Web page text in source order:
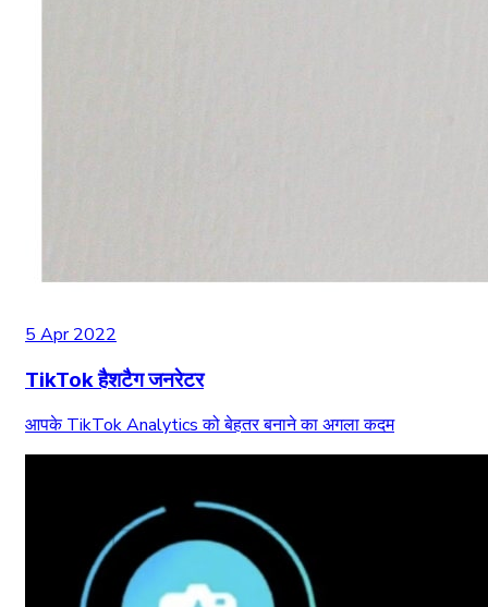
5 Apr 2022
TikTok हैशटैग जनरेटर
आपके TikTok Analytics को बेहतर बनाने का अगला कदम